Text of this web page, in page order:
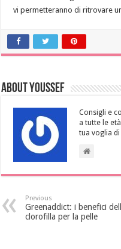
vi permetteranno di ritrovare
About Youssef
Consigli e
a tutte le
tua voglia
Previous
Greenaddict: i benefici
clorofilla per la pelle